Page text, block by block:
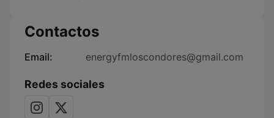
Contactos
Email: energyfmloscondores@gmail.com
Redes sociales